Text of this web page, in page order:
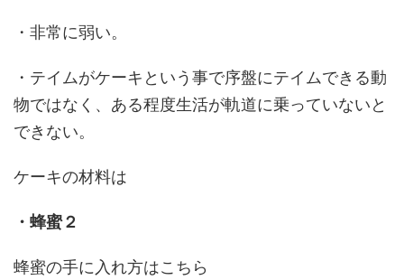
・非常に弱い。
・テイムがケーキという事で序盤にテイムできる動
物ではなく、ある程度生活が軌道に乗っていないと
できない。
ケーキの材料は
・蜂蜜２
蜂蜜の手に入れ方はこちら